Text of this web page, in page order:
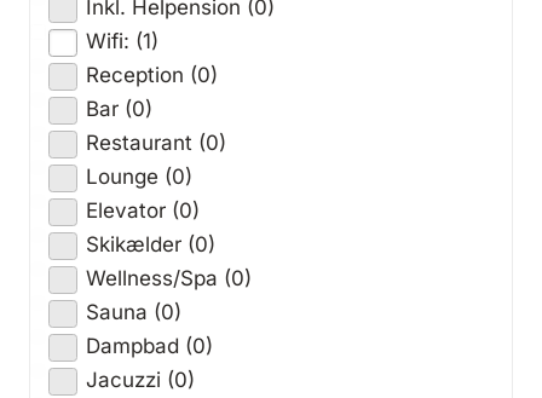
Inkl. Helpension (0)
Wifi: (1)
Reception (0)
Bar (0)
Restaurant (0)
Lounge (0)
Elevator (0)
Skikælder (0)
Wellness/Spa (0)
Sauna (0)
Dampbad (0)
Jacuzzi (0)